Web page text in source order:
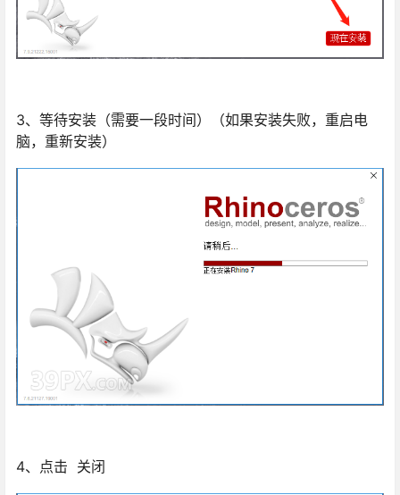
3、等待安装（需要一段时间）（如果安装失败，重启电
脑，重新安装）
4、点击 关闭